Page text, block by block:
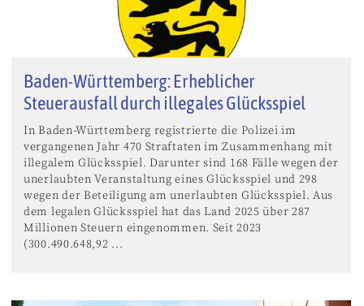
Baden-Württemberg: Erheblicher
Steuerausfall durch illegales Glücksspiel
In Baden-Württemberg registrierte die Polizei im
vergangenen Jahr 470 Straftaten im Zusammenhang mit
illegalem Glücksspiel. Darunter sind 168 Fälle wegen der
unerlaubten Veranstaltung eines Glücksspiel und 298
wegen der Beteiligung am unerlaubten Glücksspiel. Aus
dem legalen Glücksspiel hat das Land 2025 über 287
Millionen Steuern eingenommen. Seit 2023
(300.490.648,92 ...